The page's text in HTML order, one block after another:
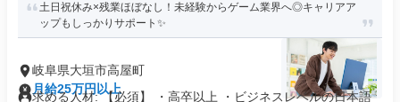
土日祝休み×残業ほぼなし！未経験からゲーム業界へ◎キャリアア
ップもしっかりサポート✨
岐阜県大垣市高屋町
月給25万円以上
求める人材: 【必須】 ・高卒以上 ・ビジネスレベルの日本語